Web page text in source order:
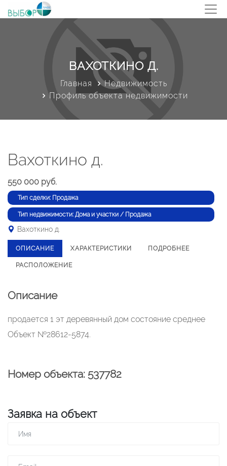
ВАХОТКИНО Д.
Главная
Недвижимость
Профиль объекта недвижимости
Вахоткино д.
550 000 руб.
Тип сделки: Продажа
Тип недвижимости: Дома и участки / Продажа
Вахоткино д.
ОПИСАНИЕ ХАРАКТЕРИСТИКИ ПОДРОБНЕЕ
РАСПОЛОЖЕНИЕ
Описание
продается 1 эт деревянный дом состояние среднее
Объект №28612-5874.
Номер объекта: 537782
Заявка на объект